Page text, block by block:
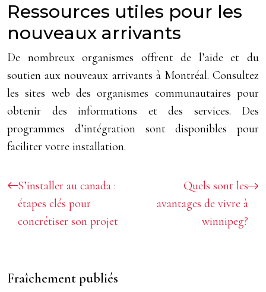
Ressources utiles pour les
nouveaux arrivants
De nombreux organismes offrent de l’aide et du
soutien aux nouveaux arrivants à Montréal. Consultez
les sites web des organismes communautaires pour
obtenir des informations et des services. Des
programmes d’intégration sont disponibles pour
faciliter votre installation.
S’installer au canada :
étapes clés pour
concrétiser son projet
Quels sont les
avantages de vivre à
winnipeg?
Fraîchement publiés